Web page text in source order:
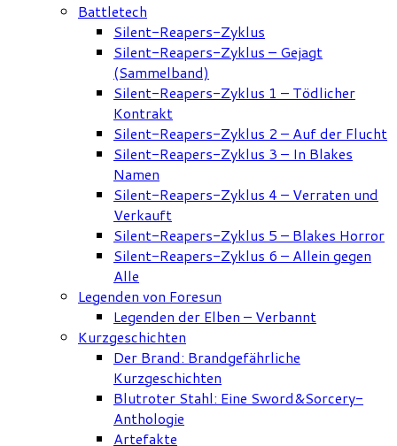
Battletech
Silent-Reapers-Zyklus
Silent-Reapers-Zyklus – Gejagt
(Sammelband)
Silent-Reapers-Zyklus 1 – Tödlicher
Kontrakt
Silent-Reapers-Zyklus 2 – Auf der Flucht
Silent-Reapers-Zyklus 3 – In Blakes
Namen
Silent-Reapers-Zyklus 4 – Verraten und
Verkauft
Silent-Reapers-Zyklus 5 – Blakes Horror
Silent-Reapers-Zyklus 6 – Allein gegen
Alle
Legenden von Foresun
Legenden der Elben – Verbannt
Kurzgeschichten
Der Brand: Brandgefährliche
Kurzgeschichten
Blutroter Stahl: Eine Sword&Sorcery-
Anthologie
Artefakte